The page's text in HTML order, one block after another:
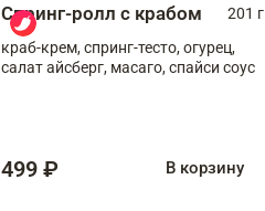
Спринг-ролл с крабом
201 г
краб-крем, спринг-тесто, огурец,
салат айсберг, масаго, спайси соус
499 ₽ В корзину